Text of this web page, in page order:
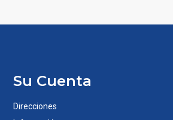
Su Cuenta
Direcciones